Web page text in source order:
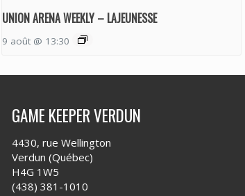
UNION ARENA WEEKLY – LAJEUNESSE
9 août @ 13:30
GAME KEEPER VERDUN
4430, rue Wellington
Verdun (Québec)
H4G 1W5
(438) 381-1010